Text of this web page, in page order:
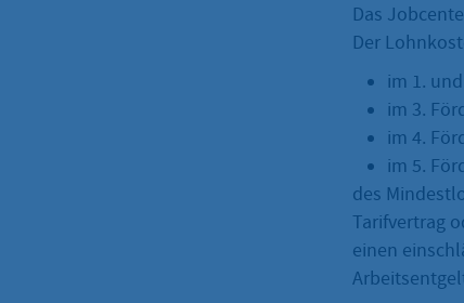
Das
Der
im 1.
im 3.
im 4.
im 5.
des
Tarifvertrag
einen